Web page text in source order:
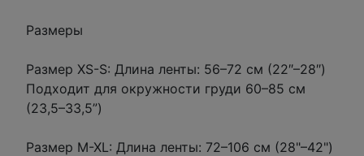
Размеры
Размер XS-S: Длина ленты: 56–72 см (22″–28″)
Подходит для окружности груди 60–85 см
(23,5–33,5”)
Размер M-XL: Длина ленты: 72–106 см (28"–42")